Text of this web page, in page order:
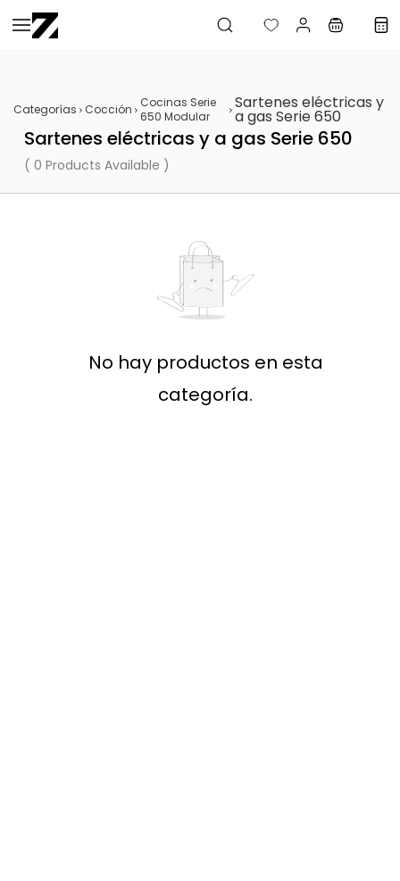
Saltar al
contenido
Categorías Cocción
Cocinas Serie
650 Modular
Sartenes eléctricas y
a gas Serie 650
Sartenes eléctricas y a gas Serie 650
( 0 Products Available )
No hay productos en esta
categoría.